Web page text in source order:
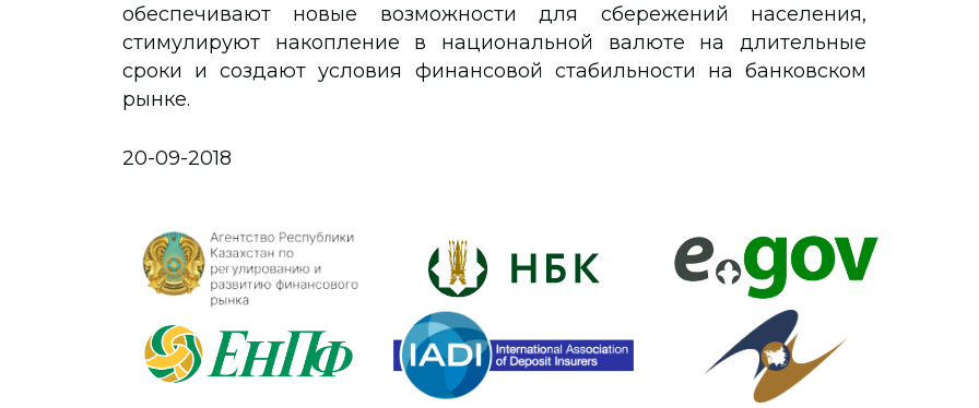
обеспечивают новые возможности для сбережений населения,
стимулируют накопление в национальной валюте на длительные
сроки и создают условия финансовой стабильности на банковском
рынке.
20-09-2018